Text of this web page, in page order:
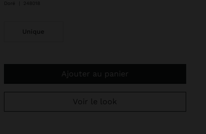
Doré 248018
Unique
Ajouter au panier
Voir le look